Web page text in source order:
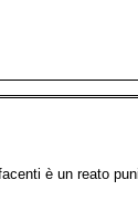
è un reato